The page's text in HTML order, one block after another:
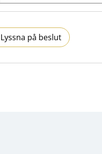
Lyssna på beslut